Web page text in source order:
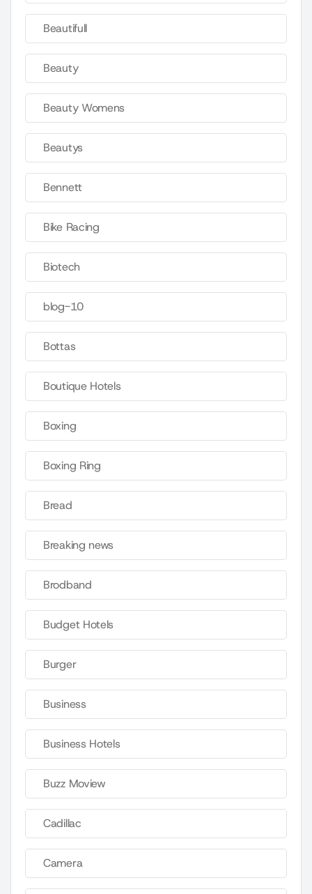
Beautifull
Beauty
Beauty Womens
Beautys
Bennett
Bike Racing
Biotech
blog-10
Bottas
Boutique Hotels
Boxing
Boxing Ring
Bread
Breaking news
Brodband
Budget Hotels
Burger
Business
Business Hotels
Buzz Moview
Cadillac
Camera